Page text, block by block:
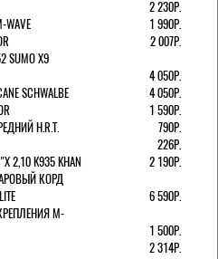
2 230Р.
1 990Р.
2 007Р.
X9
4 050Р.
SCHWALBE
4 050Р.
1 590Р.
H.R.T.
790Р.
226Р.
2,10 K935 KHAN
2 190Р.
КОРД
6 590Р.
M-
1 500Р.
2 314Р.